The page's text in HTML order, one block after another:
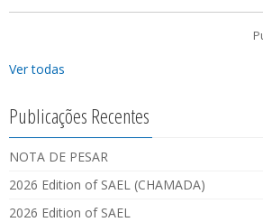
Ver todas
Publicações Recentes
NOTA DE PESAR
2026 Edition of SAEL (CHAMADA)
2026 Edition of SAEL